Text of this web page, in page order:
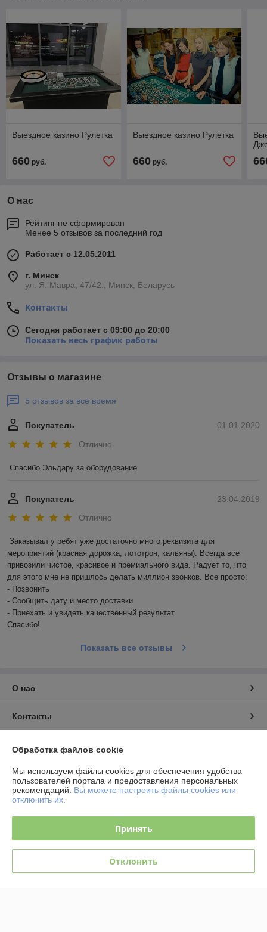
Выездное казино Рулетка
660 руб.
Выездное казино Рулетка
660руб.
О нас
Рейтинг не сформирован
Менее 5 отзывов за последний год
Работает с 12.05.2011
г. Минск
ул. Я. Мавра, 47/42., Минск, Беларусь
Контакты
Сегодня работает с 09:00 до 20:00
Показать весь график работы
Отзывы о магазине
5 отзывов за всё время
01.01.2020
Покупатель
Отлично
Спасибо Эльдару за оборудование
23.04.2019
Покупатель
Отлично
Заказывал у ребят уже достаточно много реквизита для
мероприятий (красная дорожка, лототрон, кальяны). Всегда все
привозили чистое, красивое и премиального вида. Радует то, что
для этого мне не пришлось делать миллион звонков. Все просто:
- Позвонить
- Сообщить дату и место доставки
- Приехать и увидеть качественный результат.
Спасибо!
Показать все отзывы
О нас
Контакты
График работы
Полная версия сайта
Политика обработки cookies
Обработка файлов cookie
Мы используем файлы cookies для обеспечения удобства
пользователей портала и предоставления персональных
рекомендаций. Вы можете настроить файлы cookies или
отключить их.
Принять
Отклонить